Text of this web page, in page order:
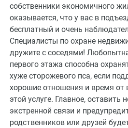
собственники экономичного
оказывается, что у вас в
бесплатный и очень
Специалисты по охране
дружите с соседями!
первого этажа способна
хуже сторожевого пса, если
хорошие отношения и время от
этой услуге. Главное, оставить
экстренной связи и
родственников или друзей